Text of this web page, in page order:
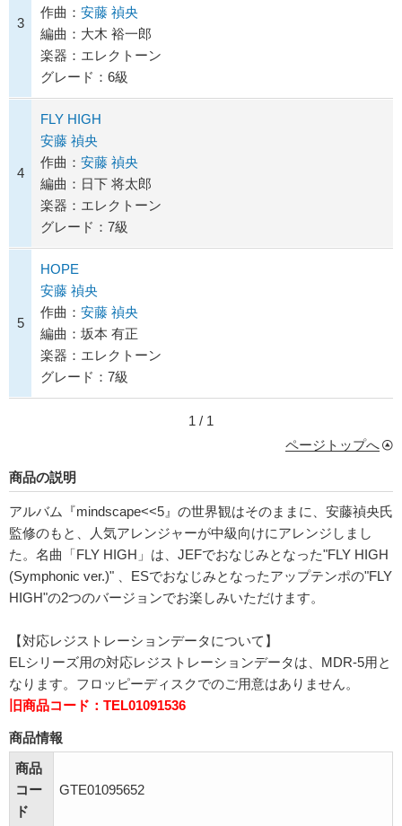
3
作曲： 安藤 禎央
編曲：大木 裕一郎
楽器：エレクトーン
グレード：6級
4
FLY HIGH
安藤 禎央
作曲： 安藤 禎央
編曲：日下 将太郎
楽器：エレクトーン
グレード：7級
5
HOPE
安藤 禎央
作曲： 安藤 禎央
編曲：坂本 有正
楽器：エレクトーン
グレード：7級
1 / 1
ページトップへ
商品の説明
アルバム『mindscape<<5』の世界観はそのままに、安藤禎央氏
監修のもと、人気アレンジャーが中級向けにアレンジしまし
た。名曲「FLY HIGH」は、JEFでおなじみとなった"FLY HIGH
(Symphonic ver.)" 、ESでおなじみとなったアップテンポの"FLY
HIGH"の2つのバージョンでお楽しみいただけます。
【対応レジストレーションデータについて】
ELシリーズ用の対応レジストレーションデータは、MDR-5用と
なります。フロッピーディスクでのご用意はありません。
旧商品コード：TEL01091536
商品情報
商品
コー
ド
GTE01095652